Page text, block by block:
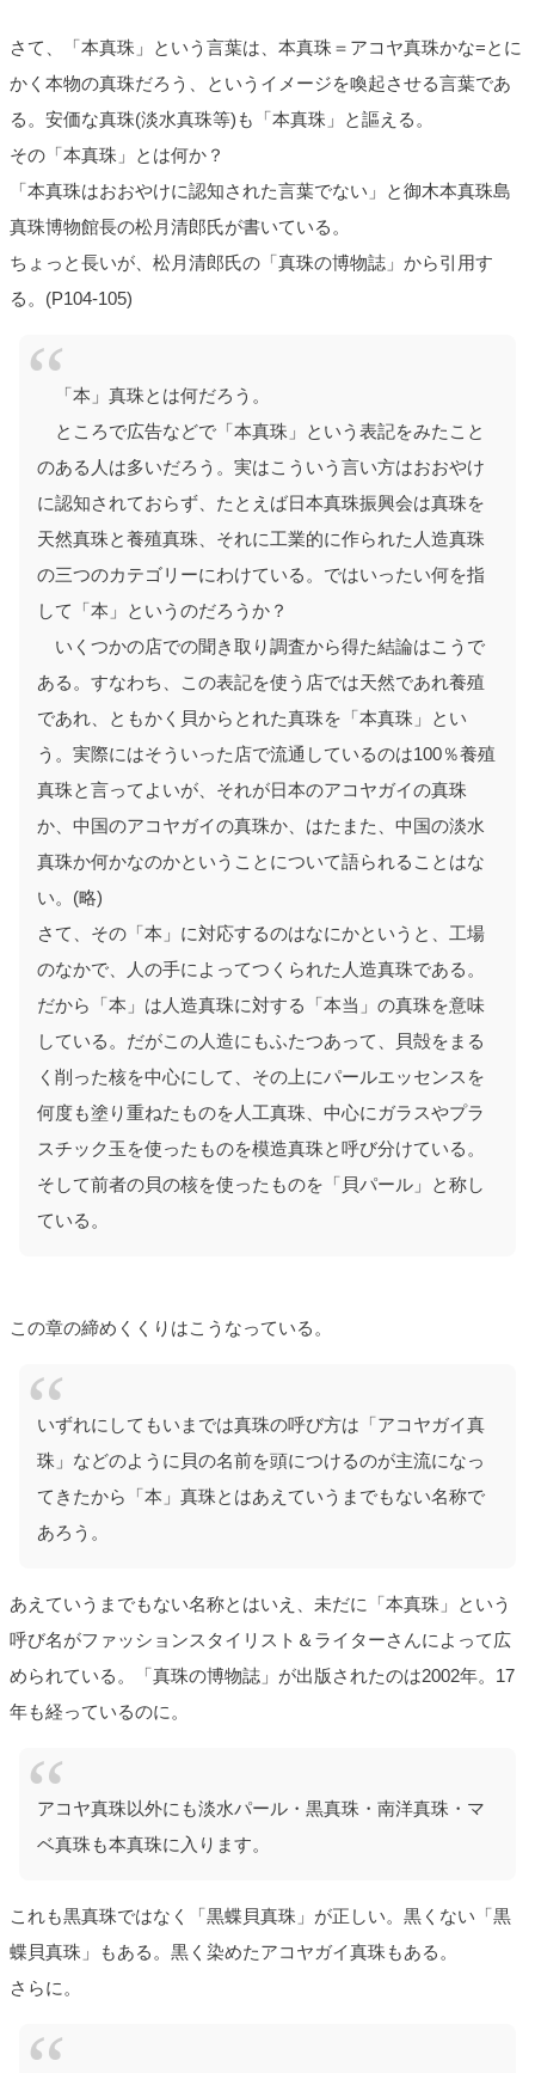
さて、「本真珠」という言葉は、本真珠＝アコヤ真珠かな=とに
かく本物の真珠だろう、というイメージを喚起させる言葉であ
る。安価な真珠(淡水真珠等)も「本真珠」と謳える。
その「本真珠」とは何か？
「本真珠はおおやけに認知された言葉でない」と御木本真珠島
真珠博物館長の松月清郎氏が書いている。
ちょっと長いが、松月清郎氏の「真珠の博物誌」から引用す
る。(P104-105)
「本」真珠とは何だろう。
ところで広告などで「本真珠」という表記をみたこと
のある人は多いだろう。実はこういう言い方はおおやけ
に認知されておらず、たとえば日本真珠振興会は真珠を
天然真珠と養殖真珠、それに工業的に作られた人造真珠
の三つのカテゴリーにわけている。ではいったい何を指
して「本」というのだろうか？
いくつかの店での聞き取り調査から得た結論はこうで
ある。すなわち、この表記を使う店では天然であれ養殖
であれ、ともかく貝からとれた真珠を「本真珠」とい
う。実際にはそういった店で流通しているのは100％養殖
真珠と言ってよいが、それが日本のアコヤガイの真珠
か、中国のアコヤガイの真珠か、はたまた、中国の淡水
真珠か何かなのかということについて語られることはな
い。(略)
さて、その「本」に対応するのはなにかというと、工場
のなかで、人の手によってつくられた人造真珠である。
だから「本」は人造真珠に対する「本当」の真珠を意味
している。だがこの人造にもふたつあって、貝殻をまる
く削った核を中心にして、その上にパールエッセンスを
何度も塗り重ねたものを人工真珠、中心にガラスやプラ
スチック玉を使ったものを模造真珠と呼び分けている。
そして前者の貝の核を使ったものを「貝パール」と称し
ている。
この章の締めくくりはこうなっている。
いずれにしてもいまでは真珠の呼び方は「アコヤガイ真
珠」などのように貝の名前を頭につけるのが主流になっ
てきたから「本」真珠とはあえていうまでもない名称で
あろう。
あえていうまでもない名称とはいえ、未だに「本真珠」という
呼び名がファッションスタイリスト＆ライターさんによって広
められている。「真珠の博物誌」が出版されたのは2002年。17
年も経っているのに。
アコヤ真珠以外にも淡水パール・黒真珠・南洋真珠・マ
ベ真珠も本真珠に入ります。
これも黒真珠ではなく「黒蝶貝真珠」が正しい。黒くない「黒
蝶貝真珠」もある。黒く染めたアコヤガイ真珠もある。
さらに。